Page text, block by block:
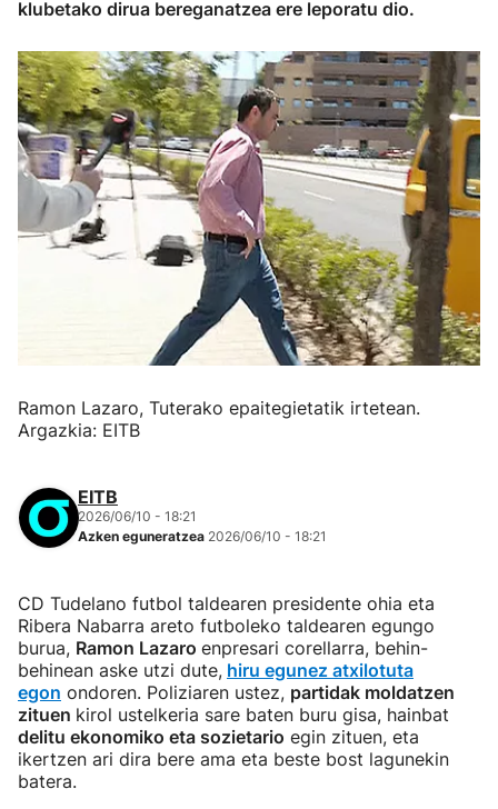
klubetako dirua bereganatzea ere leporatu dio.
Ramon Lazaro, Tuterako epaitegietatik irtetean.
Argazkia: EITB
EITB
2026/06/10 - 18:21
Azken eguneratzea 2026/06/10 - 18:21
CD Tudelano futbol taldearen presidente ohia eta
Ribera Nabarra areto futboleko taldearen egungo
burua, Ramon Lazaro enpresari corellarra, behin-
behinean aske utzi dute, hiru egunez atxilotuta
egon ondoren. Poliziaren ustez, partidak moldatzen
zituen kirol ustelkeria sare baten buru gisa, hainbat
delitu ekonomiko eta sozietario egin zituen, eta
ikertzen ari dira bere ama eta beste bost lagunekin
batera.